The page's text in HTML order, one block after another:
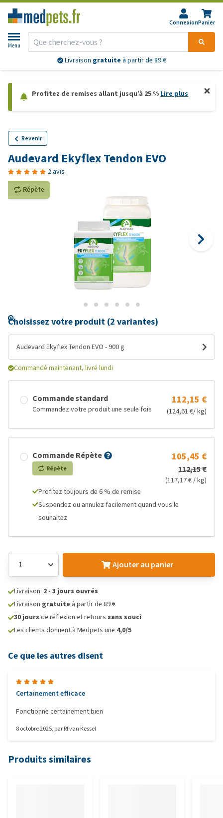
ConnexionPanier
Menu
Livraison gratuite à partir de 89 €
Profitez de remises allant jusqu’à 25 % Lire plus
Revenir
Audevard Ekyflex Tendon EVO
2 avis
Répète
Choisissez votre produit (2 variantes)
Audevard Ekyflex Tendon EVO - 900 g
Commandé maintenant, livré lundi
Commande standard
Commandez votre produit une seule fois
112,15 €
(124,61 €/ kg)
Commande Répète
Répète
105,45 €
112,15 €
(117,17 € / kg)
Profitez toujours de 6 % de remise
Suspendez ou annulez facilement quand vous le
souhaitez
Ajouter au panier
Livraison: 2 - 3 jours ouvrés
Livraison gratuite à partir de 89 €
30 jours de réflexion et retours sans souci
Les clients donnent à Medpets une 4,0/5
Ce que les autres disent
Certainement efficace
Fonctionne certainement bien
8 octobre 2025, parRf van Kessel
Produits similaires